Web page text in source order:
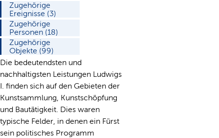
Zugehörige
Ereignisse (3)
Zugehörige
Personen (18)
Zugehörige
Objekte (99)
Die bedeutendsten und
nachhaltigsten Leistungen Ludwigs
I. finden sich auf den Gebieten der
Kunstsammlung, Kunstschöpfung
und Bautätigkeit. Dies waren
typische Felder, in denen ein Fürst
sein politisches Programm